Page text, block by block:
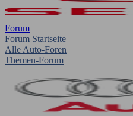
Forum
Forum Startseite
Alle Auto-Foren
Themen-Forum